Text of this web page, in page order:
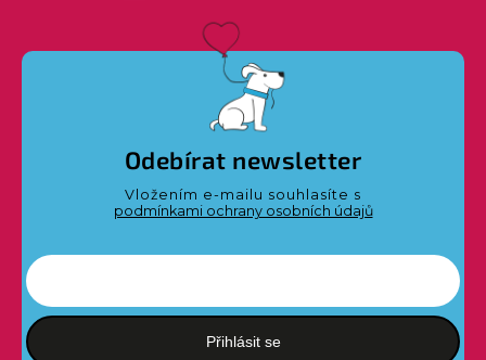
Odebírat newsletter
Vložením e-mailu souhlasíte s
podmínkami ochrany osobních údajů
Přihlásit se